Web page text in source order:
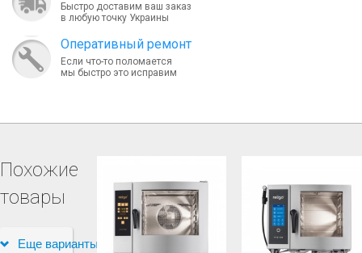
Быстро доставим ваш заказ
в любую точку Украины
Оперативный ремонт
Если что-то поломается
мы быстро это исправим
Похожие
товары
Еще варианты